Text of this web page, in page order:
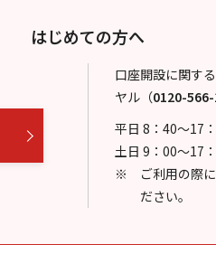
はじめての方へ
口座開設に関す
ヤル （0120-
平日 8：40～17
土日 9：00～17
ご利用の際
ださい。